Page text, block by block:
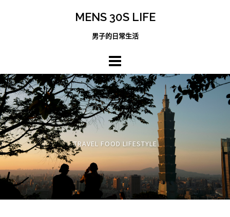
MENS 30S LIFE
男子的日常生活
TRAVEL FOOD LIFESTYLE